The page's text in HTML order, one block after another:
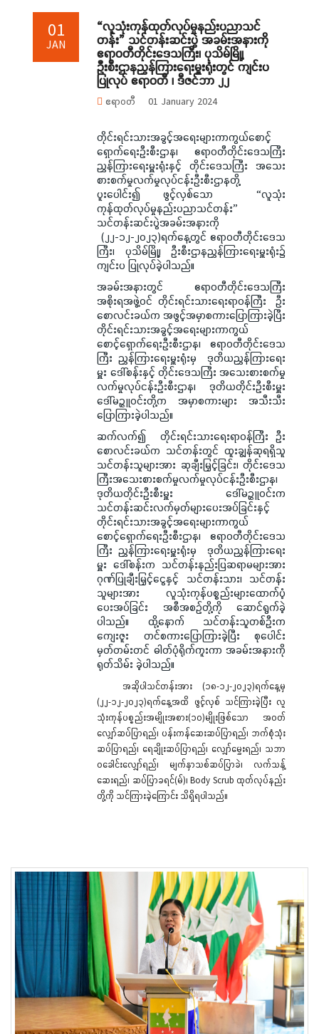
01
JAN
“လူသုံးကုန်ထုတ်လုပ်မှုနည်းပညာသင်
တန်း” သင်တန်းဆင်းပွဲ အခမ်းအနားကို
ဧရာဝတီတိုင်းဒေသကြီး၊ ပုသိမ်မြို့၊
ဦးစီးဌာနညွှန်ကြားရေးမှူးရုံးတွင် ကျင်းပ
ပြုလုပ် ဧရာဝတီ ၊ ဒီဇင်ဘာ ၂၂
ဧရာဝတီ 01 January 2024
တိုင်းရင်းသားအခွင့်အရေးများကာကွယ်စောင့်
ရှောက်ရေးဦးစီးဌာန၊ ဧရာဝတီတိုင်းဒေသကြီး
ညွှန်ကြားရေးမှူးရုံးနှင့် တိုင်းဒေသကြီး အသေး
စားစက်မှုလက်မှုလုပ်ငန်းဦးစီးဌာနတို့
ပူးပေါင်း၍ ဖွင့်လှစ်သော “လူသုံး
ကုန်ထုတ်လုပ်မှုနည်းပညာသင်တန်း”
သင်တန်းဆင်းပွဲအခမ်းအနားကို
(၂၂-၁၂-၂၀၂၃)ရက်နေ့တွင် ဧရာဝတီတိုင်းဒေသ
ကြီး၊ ပုသိမ်မြို့၊ ဦးစီးဌာနညွှန်ကြားရေးမှူးရုံး၌
ကျင်းပ ပြုလုပ်ခဲ့ပါသည်။
အခမ်းအနားတွင် ဧရာဝတီတိုင်းဒေသကြီး
အစိုးရအဖွဲ့ဝင် တိုင်းရင်းသားရေးရာဝန်ကြီး ဦး
စောလင်းခယ်က အဖွင့်အမှာစကားပြောကြားခဲ့ပြီး
တိုင်းရင်းသားအခွင့်အရေးများကာကွယ်
စောင့်ရှောက်ရေးဦးစီးဌာန၊ ဧရာဝတီတိုင်းဒေသ
ကြီး ညွှန်ကြားရေးမှူးရုံးမှ ဒုတိယညွှန်ကြားရေး
မှူး ဒေါ်စန်းနှင့် တိုင်းဒေသကြီး အသေးစားစက်မှု
လက်မှုလုပ်ငန်းဦးစီးဌာန၊ ဒုတိယတိုင်းဦးစီးမှူး
ဒေါ်မဉ္ဇူဝင်းတို့က အမှာစကားများ အသီးသီး
ပြောကြားခဲ့ပါသည်။
ဆက်လက်၍ တိုင်းရင်းသားရေးရာဝန်ကြီး ဦး
စောလင်းခယ်က သင်တန်းတွင် ထူးချွန်ဆုရရှိသူ
သင်တန်းသူများအား ဆုချီးမြှင့်ခြင်း၊ တိုင်းဒေသ
ကြီးအသေးစားစက်မှုလက်မှုလုပ်ငန်းဦးစီးဌာန၊
ဒုတိယတိုင်းဦးစီးမှူး ဒေါ်မဉ္ဇူဝင်းက
သင်တန်းဆင်းလက်မှတ်များပေးအပ်ခြင်းနှင့်
တိုင်းရင်းသားအခွင့်အရေးများကာကွယ်
စောင့်ရှောက်ရေးဦးစီးဌာန၊ ဧရာဝတီတိုင်းဒေသ
ကြီး ညွှန်ကြားရေးမှူးရုံးမှ ဒုတိယညွှန်ကြားရေး
မှူး ဒေါ်စန်းက သင်တန်းနည်းပြဆရာမများအား
ဂုဏ်ပြုချီးမြှင့်ငွေနှင့် သင်တန်းသား၊ သင်တန်း
သူများအား လူသုံးကုန်ပစ္စည်းများထောက်ပံ့
ပေးအပ်ခြင်း အစီအစဉ်တို့ကို ဆောင်ရွက်ခဲ့
ပါသည်။ ထို့နောက် သင်တန်းသူတစ်ဦးက
ကျေးဇူး တင်စကားပြောကြားခဲ့ပြီး စုပေါင်း
မှတ်တမ်းတင် ဓါတ်ပုံရိုက်ကူးကာ အခမ်းအနားကို
ရုတ်သိမ်း ခဲ့ပါသည်။
အဆိုပါသင်တန်းအား (၁၈-၁၂-၂၀၂၃)ရက်နေ့မှ
(၂၂-၁၂-၂၀၂၃)ရက်နေ့အထိ ဖွင့်လှစ် သင်ကြားခဲ့ပြီး လူ
သုံးကုန်ပစ္စည်းအမျိုးအစား(၁၀)မျိုးဖြစ်သော အဝတ်
လျှော်ဆပ်ပြာရည်၊ ပန်းကန်ဆေးဆပ်ပြာရည်၊ ဘက်စုံသုံး
ဆပ်ပြာရည်၊ ရေချိုးဆပ်ပြာရည်၊ လျှော်မွှေးရည်၊ သဘာ
ဝခေါင်းလျှော်ရည်၊ မျက်နှာသစ်ဆပ်ပြာခဲ၊ လက်သန့်
ဆေးရည်၊ ဆပ်ပြာခရင်(မ်)၊ Body Scrub ထုတ်လုပ်နည်း
တို့ကို သင်ကြားခဲ့ကြောင်း သိရှိရပါသည်။